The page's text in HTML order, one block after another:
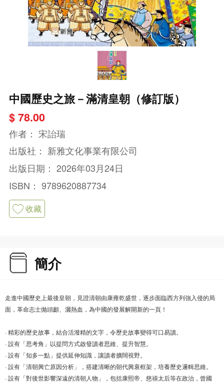
中國歷史之旅－滿清皇朝（修訂版）
$ 78.00
作者： 宋詒瑞
出版社： 新雅文化事業有限公司
出版日期： 2026年03月24日
ISBN： 9789620887734
收藏
簡介
走進中國歷史上最後皇朝，見證清朝由康雍乾盛世，逐步面臨西方列強入侵的局
面，革命志士抛頭顱、灑熱血，為中國的發展解開新的一頁！
· 精彩的歷史故事，結合活潑精的文字，令歷史故事變得可口易讀。
· 設有「思考角」以提問方式啟發讀者思維、提升智慧。
· 設有「知多一點」提供延伸知識，讓讀者擴闊視野。
· 設有「清朝興亡原因分析」，搭建清晰的朝代興衰框架，培養歷史邏輯思維。
· 設有「對後世影響深遠的清朝人物」，包括康熙帝、慈禧太后等在政治，曾國